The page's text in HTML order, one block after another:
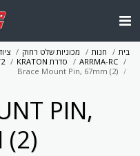
בית חנות מכוניות שלט רחוק
ARRMA-RC
סדרת KRATON
Brace Mount Pin, 67mm (2)
PIN,
(2)